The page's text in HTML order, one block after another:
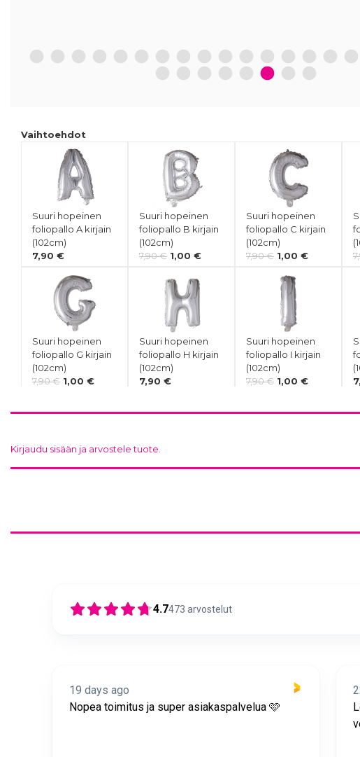
2 3 4 5 6 7 8 9 10 11 12 13 14 15 16
21 22 23 24 25 26 27 28
Vaihtoehdot
Suuri hopeinen
foliopallo A kirjain
(102cm)
7,90 €
Suuri hopeinen
foliopallo B kirjain
(102cm)
7,90 € 1,00 €
Suuri hopeinen
foliopallo C kirjain
(102cm)
7,90 € 1,00 €
Suuri hopeinen
foliopallo G kirjain
(102cm)
7,90 € 1,00 €
Suuri hopeinen
foliopallo H kirjain
(102cm)
7,90 €
Suuri hopeinen
foliopallo I kirjain
(102cm)
7,90 € 1,00 €
7,90 €
Suuri hopeinen
Suuri hopeinen
7,90 €
1,00 €
Kirjaudu sisään ja arvostele tuote.
4.7473 arvostelut
19 days ago
Nopea toimitus ja super asiakaspalvelua 🩷